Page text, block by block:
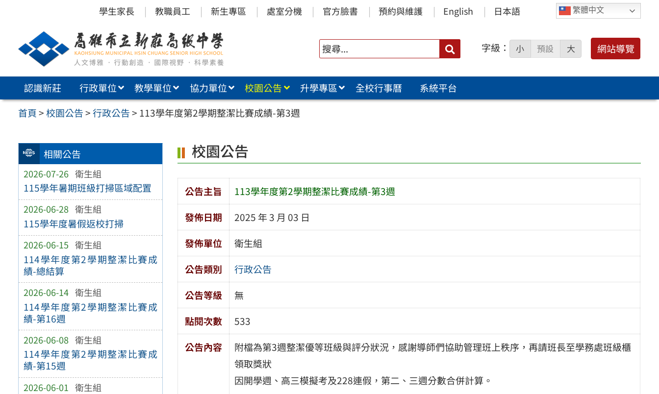
內
繁體中文
學生家長 教職員工 新生專區 處室分機 官方臉書 預約與維護 English 日本語
搜
尋：
字級： 小 預設 大 網站導覽
認識新莊 行政單位 教學單位 協力單位 校園公告 升學專區 全校行事曆
系統平台
首頁>校園公告>行政公告> 113學年度第2學期整潔比賽成績-第3週
相關公告
2026-07-26 衛生組
115學年暑期班級打掃區域配置
2026-06-28 衛生組
115學年度暑假返校打掃
2026-06-15 衛生組
114學年度第2學期整潔比賽成
績-總結算
2026-06-14 衛生組
114學年度第2學期整潔比賽成
績-第16週
2026-06-08 衛生組
114學年度第2學期整潔比賽成
績-第15週
2026-06-01 衛生組
校園公告
公告主旨
113學年度第2學期整潔比賽成績-第3週
發佈日期
2025 年 3 月 03 日
發佈單位
衛生組
公告類別
行政公告
公告等級
無
點閱次數
533
公告內容
附檔為第3週整潔優等班級與評分狀況，感謝導師們協助管理班上秩序，再請班長至學務處班級櫃
領取獎狀
因開學週、高三模擬考及228連假，第二、三週分數合併計算。